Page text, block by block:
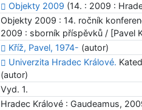
Objekty 2009 (14. : 2009 :
Objekty 2009 : 14. ročník
2009 : sborník příspěvků / [Pavel
Kříž, Pavel, 1974- (autor)
Univerzita Hradec Králové.
(autor)
Vyd. 1.
Hradec Králové : Gaudeamus,